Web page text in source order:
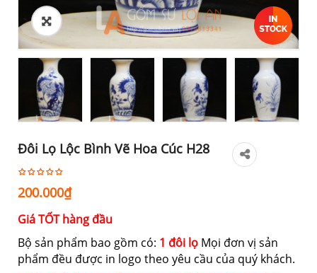
Đôi Lọ Lộc Bình Vẽ Hoa Cúc H28
200.000₫
Giá TỐT hàng đầu
Bộ sản phẩm bao gồm có: 1 đôi lọ Mọi đơn vị sản
phẩm đều được in logo theo yêu cầu của quý khách.